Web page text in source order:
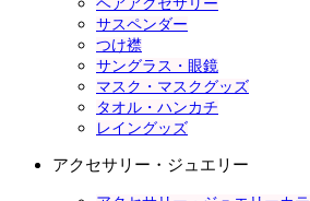
ヘアアクセサリー
サスペンダー
つけ襟
サングラス・眼鏡
マスク・マスクグッズ
タオル・ハンカチ
レイングッズ
アクセサリー・ジュエリー